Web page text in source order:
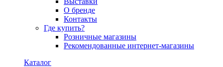
О бренде
Контакты
Где купить?
Розничные магазины
Рекомендованные интернет-магазины
Каталог